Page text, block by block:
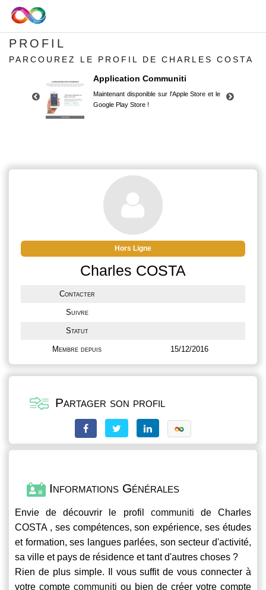
PROFIL
PARCOUREZ LE PROFIL DE CHARLES COSTA
Application Communiti
Maintenant disponible sur l'Apple Store et le
Google Play Store !
Google Play Store !
Hors Ligne
Charles COSTA
Contacter
Suivre
Statut
Membre depuis 15/12/2016
Partager son profil
Informations Générales
Envie de découvrir le profil communiti de Charles
COSTA , ses compétences, son expérience, ses études
et formation, ses langues parlées, son secteur d'activité,
sa ville et pays de résidence et tant d'autres choses ?
Rien de plus simple. Il vous suffit de vous connecter à
votre compte communiti ou bien de créer votre compte